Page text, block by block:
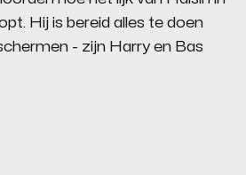
Hij is bereid alles te doen
- zijn Harry en Bas